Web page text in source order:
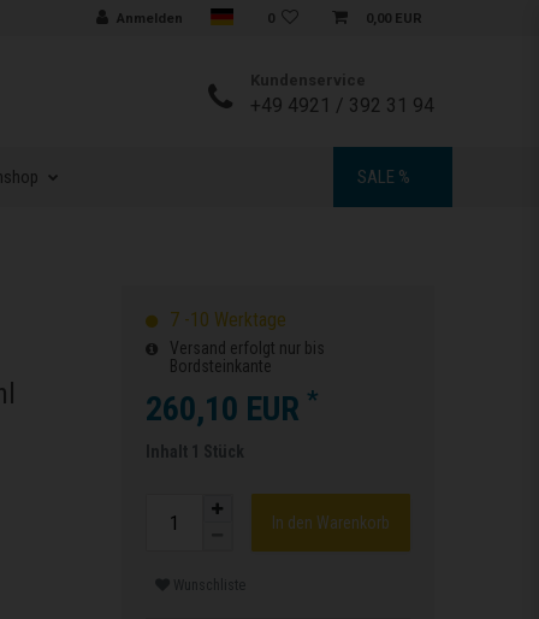
Anmelden Sprache auswählen
0 0,00 EUR
Kundenservice
+49 4921 / 392 31 94
SALE %
7 -10 Werktage
Versand erfolgt nur bis
Bordsteinkante
260,10 EUR *
Inhalt 1 Stück
In den Warenkorb
Wunschliste